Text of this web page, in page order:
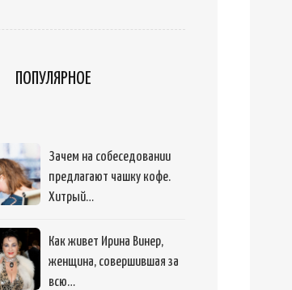
ПОПУЛЯРНОЕ
Зачем на собеседовании
предлагают чашку кофе.
Хитрый…
Как живет Ирина Винер,
женщина, совершившая за
всю…